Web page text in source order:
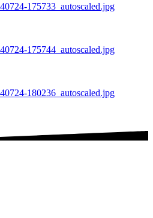
175733_autoscaled.jpg
175744_autoscaled.jpg
180236_autoscaled.jpg